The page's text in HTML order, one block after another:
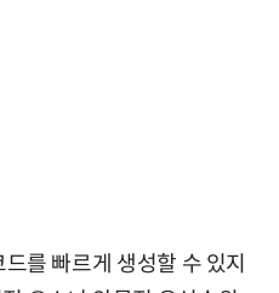
를 빠르게 생성할 수 있지